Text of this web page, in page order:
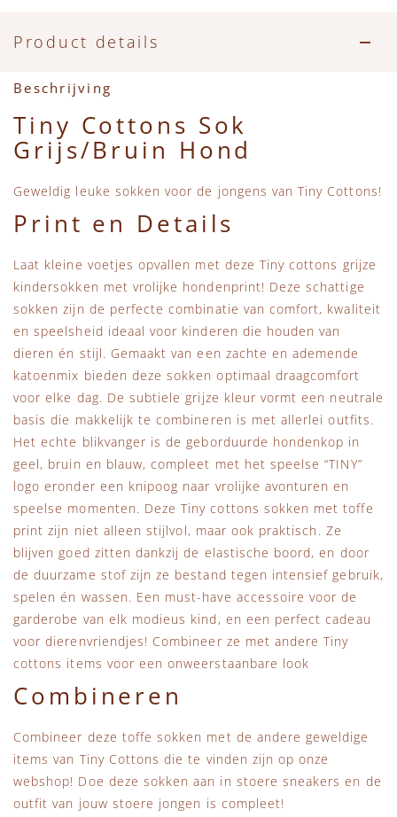
Zwemkleding
Feestkleding
Beren, Speendoekjes en Knuffeldoekjes
Verzorgingsproducten
Beren
Mini Rodini
+1 in the family
New Balance
Piupiuchick
Sproet & Sprout
Tiny Cottons
Product details
Beschrijving
Tiny Cottons Sok
Grijs/Bruin Hond
Geweldig leuke sokken voor de jongens van Tiny Cottons!
Print en Details
Laat kleine voetjes opvallen met deze Tiny cottons grijze
kindersokken met vrolijke hondenprint! Deze schattige
sokken zijn de perfecte combinatie van comfort, kwaliteit
en speelsheid ideaal voor kinderen die houden van
dieren én stijl. Gemaakt van een zachte en ademende
katoenmix bieden deze sokken optimaal draagcomfort
voor elke dag. De subtiele grijze kleur vormt een neutrale
basis die makkelijk te combineren is met allerlei outfits.
Het echte blikvanger is de geborduurde hondenkop in
geel, bruin en blauw, compleet met het speelse “TINY”
logo eronder een knipoog naar vrolijke avonturen en
speelse momenten. Deze Tiny cottons sokken met toffe
print zijn niet alleen stijlvol, maar ook praktisch. Ze
blijven goed zitten dankzij de elastische boord, en door
de duurzame stof zijn ze bestand tegen intensief gebruik,
spelen én wassen. Een must-have accessoire voor de
garderobe van elk modieus kind, en een perfect cadeau
voor dierenvriendjes! Combineer ze met andere Tiny
cottons items voor een onweerstaanbare look
Combineren
Combineer deze toffe sokken met de andere geweldige
items van Tiny Cottons die te vinden zijn op onze
webshop! Doe deze sokken aan in stoere sneakers en de
outfit van jouw stoere jongen is compleet!